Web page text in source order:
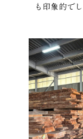
も印象的でし